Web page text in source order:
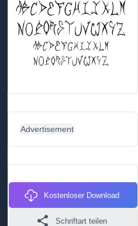
Advertisement
Kostenloser Download
Schriftart teilen